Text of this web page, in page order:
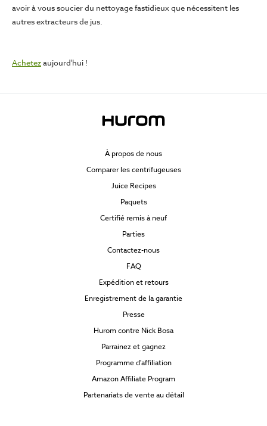
avoir à vous soucier du nettoyage fastidieux que nécessitent les
autres extracteurs de jus.
Achetezaujourd'hui !
À propos de nous
Comparer les centrifugeuses
Juice Recipes
Paquets
Certifié remis à neuf
Parties
Contactez-nous
FAQ
Expédition et retours
Enregistrement de la garantie
Presse
Hurom contre Nick Bosa
Parrainez et gagnez
Programme d'affiliation
Amazon Affiliate Program
Partenariats de vente au détail